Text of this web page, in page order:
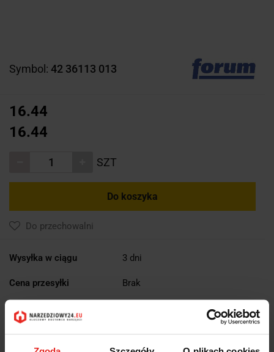
Symbol: 42 36113 013
16.44
16.44
SZT
Do koszyka
Do przechowalni
Wysyłka w ciągu 3 dni
Cena przesyłki Brak